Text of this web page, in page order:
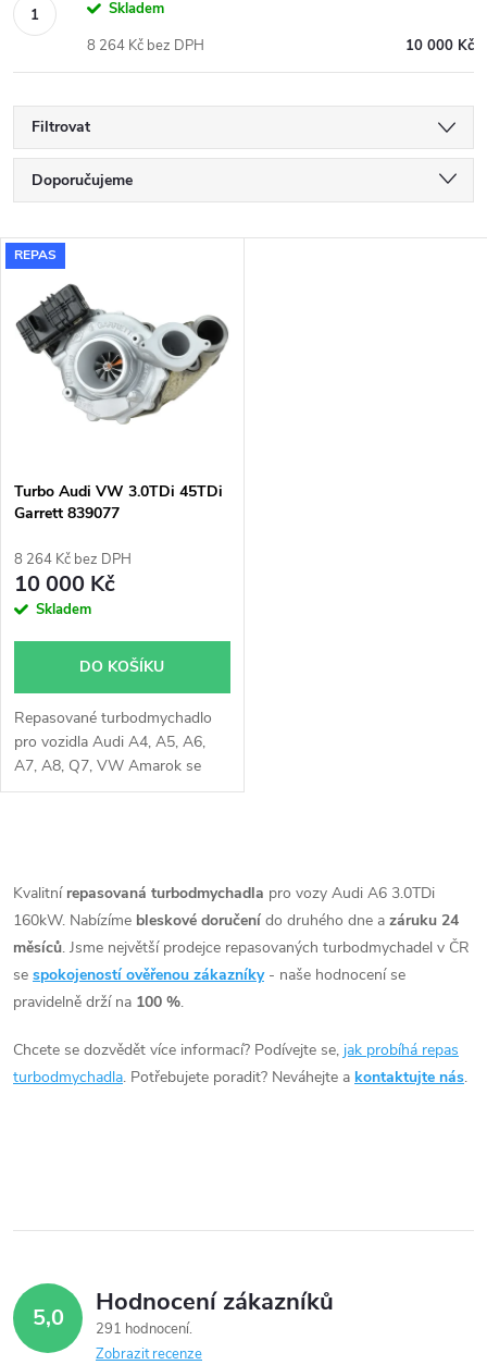
Skladem
10 000 Kč
8 264 Kč bez DPH
Filtrovat
Ř
a
e
p
r
o
u
k
ů
Doporučujeme
Nejdražší
Nejprodávanější
Abecedně
V
ý
p
s
p
r
o
d
u
k
ů
REPAS
Turbo Audi VW 3.0TDi 45TDi
Garrett 839077
8 264 Kč bez DPH
10 000 Kč
Skladem
DO KOŠÍKU
Repasované turbodmychadlo
pro vozidla Audi A4, A5, A6,
A7, A8, Q7, VW Amarok se
140kW, 150kW, 155kW,
v
l
á
a
v
k
Kvalitní repasovaná turbodmychadla pro vozy Audi A6 3.0TDi
160kW. Nabízíme bleskové doručení do druhého dne a záruku 24
měsíců. Jsme největší prodejce repasovaných turbodmychadel v ČR
se spokojeností ověřenou zákazníky- naše hodnocení se
pravidelně drží na 100 %.
Chcete se dozvědět více informací? Podívejte se, jak probíhá repas
turbodmychadla. Potřebujete poradit? Neváhejte a kontaktujte nás.
5,0 Hodnocení zákazníků
291 hodnocení
Zobrazit recenze